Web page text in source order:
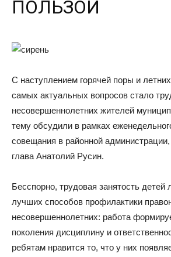
ПОЛЬЗОЙ
С наступлением горячей поры и
самых актуальных вопросов стало
несовершеннолетних жителей
тему обсудили в рамках
совещания в районной администрации,
глава Анатолий Русин.
Бесспорно, трудовая занятость
лучших способов профилактики
несовершеннолетних: работа
поколения дисциплину и
ребятам нравится то, что у них